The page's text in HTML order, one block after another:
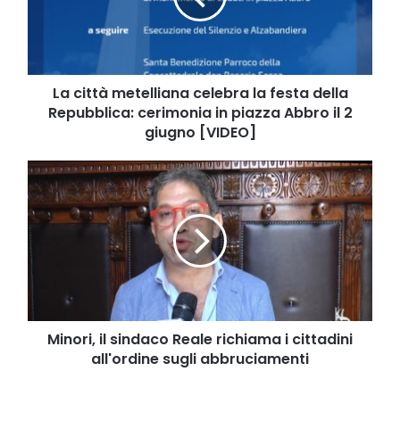
Repubblica:
cerimonia
piazza
Abbro
2
giugno
[VIDEO]
La città metelliana celebra la festa della
Repubblica: cerimonia in piazza Abbro il 2
giugno [VIDEO]
Minori,
il
sindaco
Reale
richiama
i
cittadini
all'ordine
sugli
abbruciamenti
Minori, il sindaco Reale richiama i cittadini
all'ordine sugli abbruciamenti